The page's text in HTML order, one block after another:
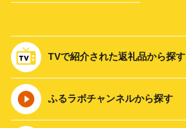
TVで紹介された返礼品から探す
ふるラボチャンネルから探す